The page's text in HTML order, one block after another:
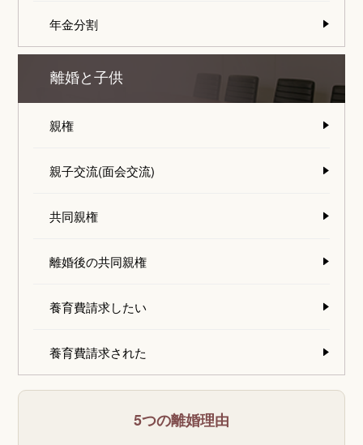
年金分割
離婚と子供
親権
親子交流(面会交流)
共同親権
離婚後の共同親権
養育費請求したい
養育費請求された
5つの離婚理由